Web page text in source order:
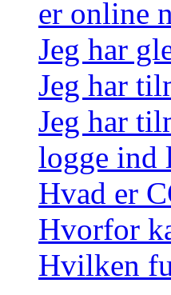
er online
Jeg har
Jeg har
Jeg har
logge ind
Hvad er
Hvorfor
Hvilken